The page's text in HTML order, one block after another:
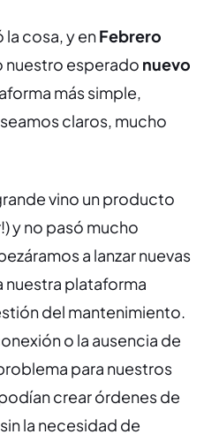
la cosa, y enFebrero
nuestro esperado nuevo
más simple,
claros, mucho
vino un producto
y no pasó mucho
a lanzar nuevas
plataforma
del mantenimiento.
o la ausencia de
para nuestros
crear órdenes de
la necesidad de